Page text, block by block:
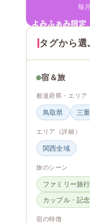
毎
タグから選
宿＆旅
都道府県・エリア
鳥取県 三
エリア（詳細）
関西全域
旅のシーン
ファミリー旅行
カップル・記
宿の特徴